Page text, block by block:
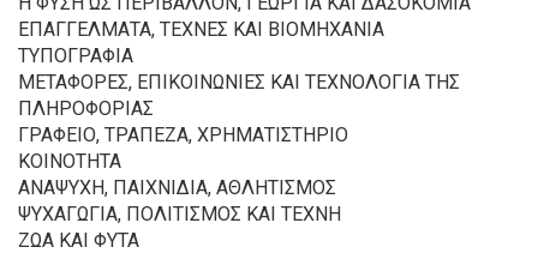
ΕΠΑΓΓΕΛΜΑΤΑ, ΤΕΧΝΕΣ ΚΑΙ ΒΙΟΜΗΧΑΝΙΑ
ΤΥΠΟΓΡΑΦΙΑ
ΜΕΤΑΦΟΡΕΣ, ΕΠΙΚΟΙΝΩΝΙΕΣ ΚΑΙ ΤΕΧΝΟΛΟΓΙΑ ΤΗΣ
ΠΛΗΡΟΦΟΡΙΑΣ
ΓΡΑΦΕΙΟ, ΤΡΑΠΕΖΑ, ΧΡΗΜΑΤΙΣΤΗΡΙΟ
KOINOTHTA
ΑΝΑΨΥΧΗ, ΠΑΙΧΝΙΔΙΑ, ΑΘΛΗΤΙΣΜΟΣ
ΨΥΧΑΓΩΓΙΑ, ΠΟΛΙΤΙΣΜΟΣ ΚΑΙ ΤΕΧΝΗ
ΖΩΑ ΚΑΙ ΦΥΤΑ